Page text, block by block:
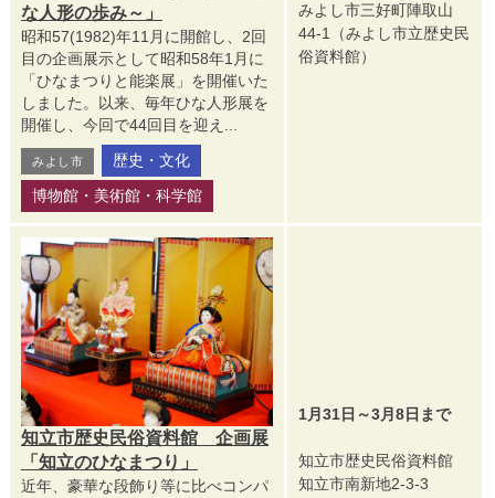
な人形の歩み～」
昭和57(1982)年11月に開館し、2回
目の企画展示として昭和58年1月に
「ひなまつりと能楽展」を開催いた
しました。以来、毎年ひな人形展を
開催し、今回で44回目を迎え...
みよし市
歴史・文化
博物館・美術館・科学館
みよし市三好町陣取山
44-1（みよし市立歴史民
俗資料館）
知立市歴史民俗資料館 企画展
「知立のひなまつり」
近年、豪華な段飾り等に比べコンパ
1月31日～3月8日まで
知立市歴史民俗資料館
知立市南新地2-3-3